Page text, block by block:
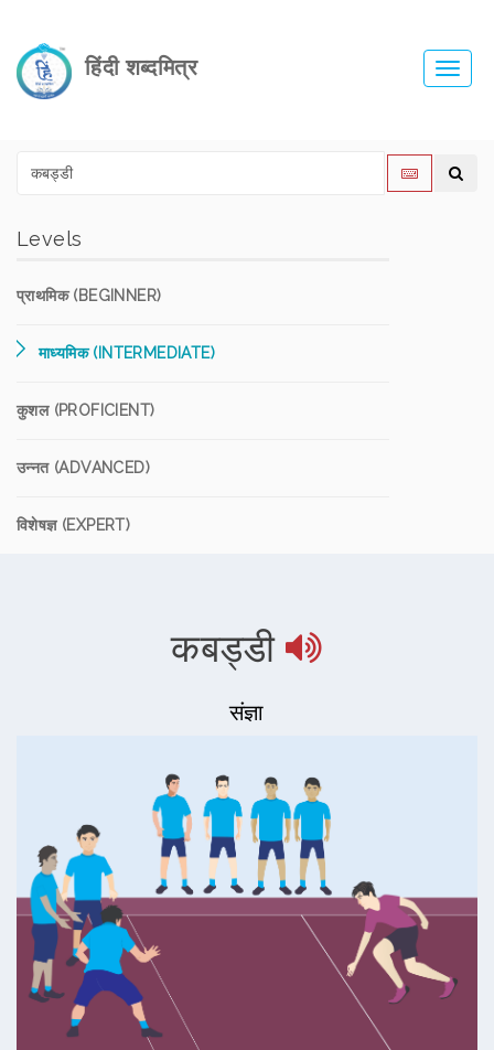
हिंदी शब्दमित्र
Levels
प्राथमिक (BEGINNER)
माध्यमिक (INTERMEDIATE)
कुशल (PROFICIENT)
उन्नत (ADVANCED)
विशेषज्ञ (EXPERT)
कबड्डी
संज्ञा